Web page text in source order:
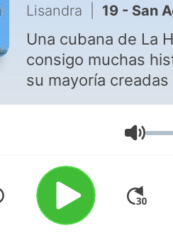
Lisandra 19 - San
Una cubana de La
consigo muchas
su mayoría
experiencias
Habana de los 90,
una niña, joven,
sociedad diferente,